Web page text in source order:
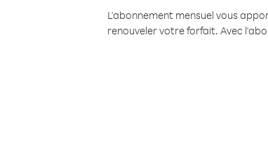
L'abonnement mensuel vous
renouveler votre forfait. Avec